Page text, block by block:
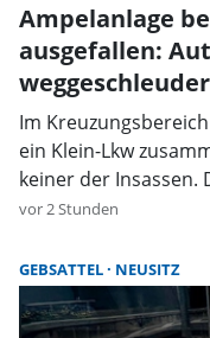
Ampelanlage
ausgefallen:
Im
ein Klein-Lkw
keiner der Insassen.
vor 2 Stunden
GEBSATTEL NEUSITZ